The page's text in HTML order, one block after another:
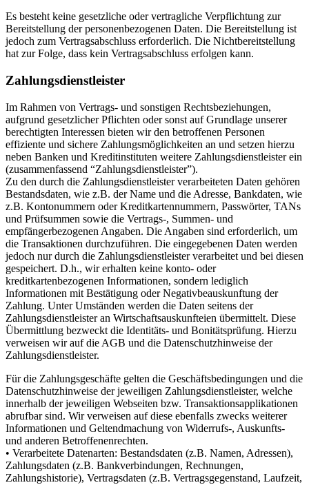
Es besteht keine gesetzliche oder vertragliche Verpflichtung zur
Bereitstellung der personenbezogenen Daten. Die Bereitstellung ist
jedoch zum Vertragsabschluss erforderlich. Die Nichtbereitstellung
hat zur Folge, dass kein Vertragsabschluss erfolgen kann.
Zahlungsdienstleister
Im Rahmen von Vertrags- und sonstigen Rechtsbeziehungen,
aufgrund gesetzlicher Pflichten oder sonst auf Grundlage unserer
berechtigten Interessen bieten wir den betroffenen Personen
effiziente und sichere Zahlungsmöglichkeiten an und setzen hierzu
neben Banken und Kreditinstituten weitere Zahlungsdienstleister ein
(zusammenfassend “Zahlungsdienstleister”).
Zu den durch die Zahlungsdienstleister verarbeiteten Daten gehören
Bestandsdaten, wie z.B. der Name und die Adresse, Bankdaten, wie
z.B. Kontonummern oder Kreditkartennummern, Passwörter, TANs
und Prüfsummen sowie die Vertrags-, Summen- und
empfängerbezogenen Angaben. Die Angaben sind erforderlich, um
die Transaktionen durchzuführen. Die eingegebenen Daten werden
jedoch nur durch die Zahlungsdienstleister verarbeitet und bei diesen
gespeichert. D.h., wir erhalten keine konto- oder
kreditkartenbezogenen Informationen, sondern lediglich
Informationen mit Bestätigung oder Negativbeauskunftung der
Zahlung. Unter Umständen werden die Daten seitens der
Zahlungsdienstleister an Wirtschaftsauskunfteien übermittelt. Diese
Übermittlung bezweckt die Identitäts- und Bonitätsprüfung. Hierzu
verweisen wir auf die AGB und die Datenschutzhinweise der
Zahlungsdienstleister.
Für die Zahlungsgeschäfte gelten die Geschäftsbedingungen und die
Datenschutzhinweise der jeweiligen Zahlungsdienstleister, welche
innerhalb der jeweiligen Webseiten bzw. Transaktionsapplikationen
abrufbar sind. Wir verweisen auf diese ebenfalls zwecks weiterer
Informationen und Geltendmachung von Widerrufs-, Auskunfts-
und anderen Betroffenenrechten.
• Verarbeitete Datenarten: Bestandsdaten (z.B. Namen, Adressen),
Zahlungsdaten (z.B. Bankverbindungen, Rechnungen,
Zahlungshistorie), Vertragsdaten (z.B. Vertragsgegenstand, Laufzeit,